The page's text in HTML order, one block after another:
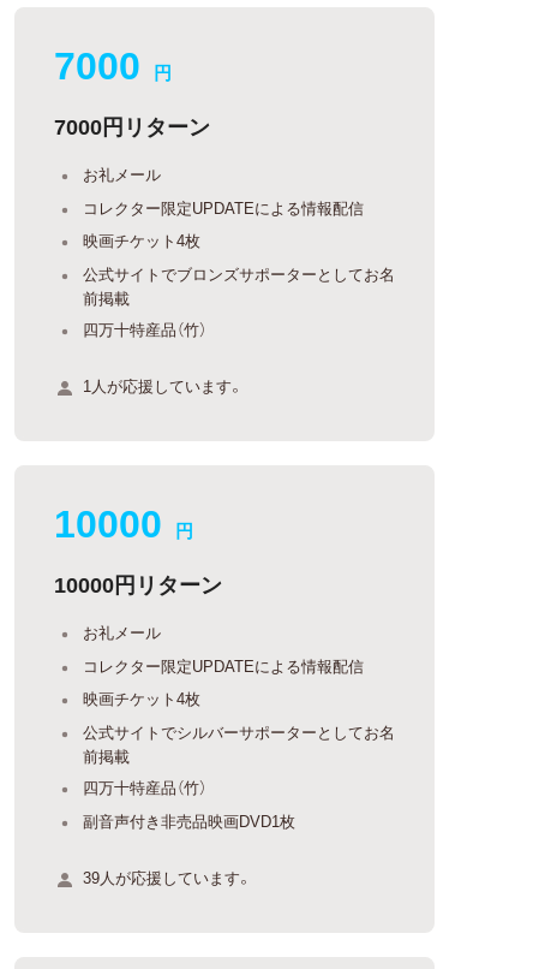
7000 円
7000円リターン
お礼メール
コレクター限定UPDATEによる情報配信
映画チケット4枚
公式サイトでブロンズサポーターとしてお名
前掲載
四万十特産品（竹）
1人が応援しています。
10000 円
10000円リターン
お礼メール
コレクター限定UPDATEによる情報配信
映画チケット4枚
公式サイトでシルバーサポーターとしてお名
前掲載
四万十特産品（竹）
副音声付き非売品映画DVD1枚
39人が応援しています。